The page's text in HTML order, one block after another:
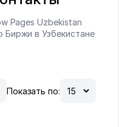
Pages Uzbekistan
Биржи в Узбекистане
Показать по: